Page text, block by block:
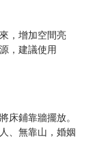
，增加空間亮
，建議使用
床鋪靠牆擺放。
、無靠山，婚姻